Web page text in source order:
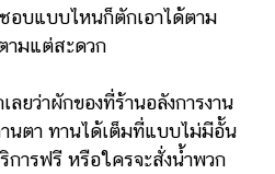
อบแบบไหนก็ตักเอาได้ตาม
ามแต่สะดวก
าผักของที่ร้านอลังการงาน
นตา ทานได้เต็มที่แบบไม่มีอั้น
การฟรี หรือใครจะสั่งน้ำพวก